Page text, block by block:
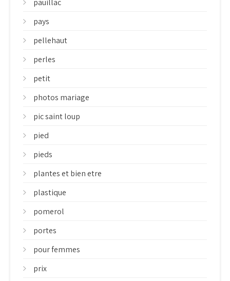
pauillac
pays
pellehaut
perles
petit
photos mariage
pic saint loup
pied
pieds
plantes et bien etre
plastique
pomerol
portes
pour femmes
prix